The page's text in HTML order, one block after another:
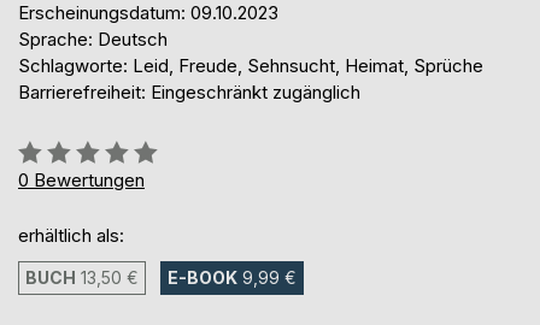
Erscheinungsdatum: 09.10.2023
Sprache: Deutsch
Schlagworte: Leid, Freude, Sehnsucht, Heimat, Sprüche
Barrierefreiheit: Eingeschränkt zugänglich
Bewertung::
0%
0 Bewertungen
erhältlich als:
BUCH 13,50 € E-BOOK 9,99 €